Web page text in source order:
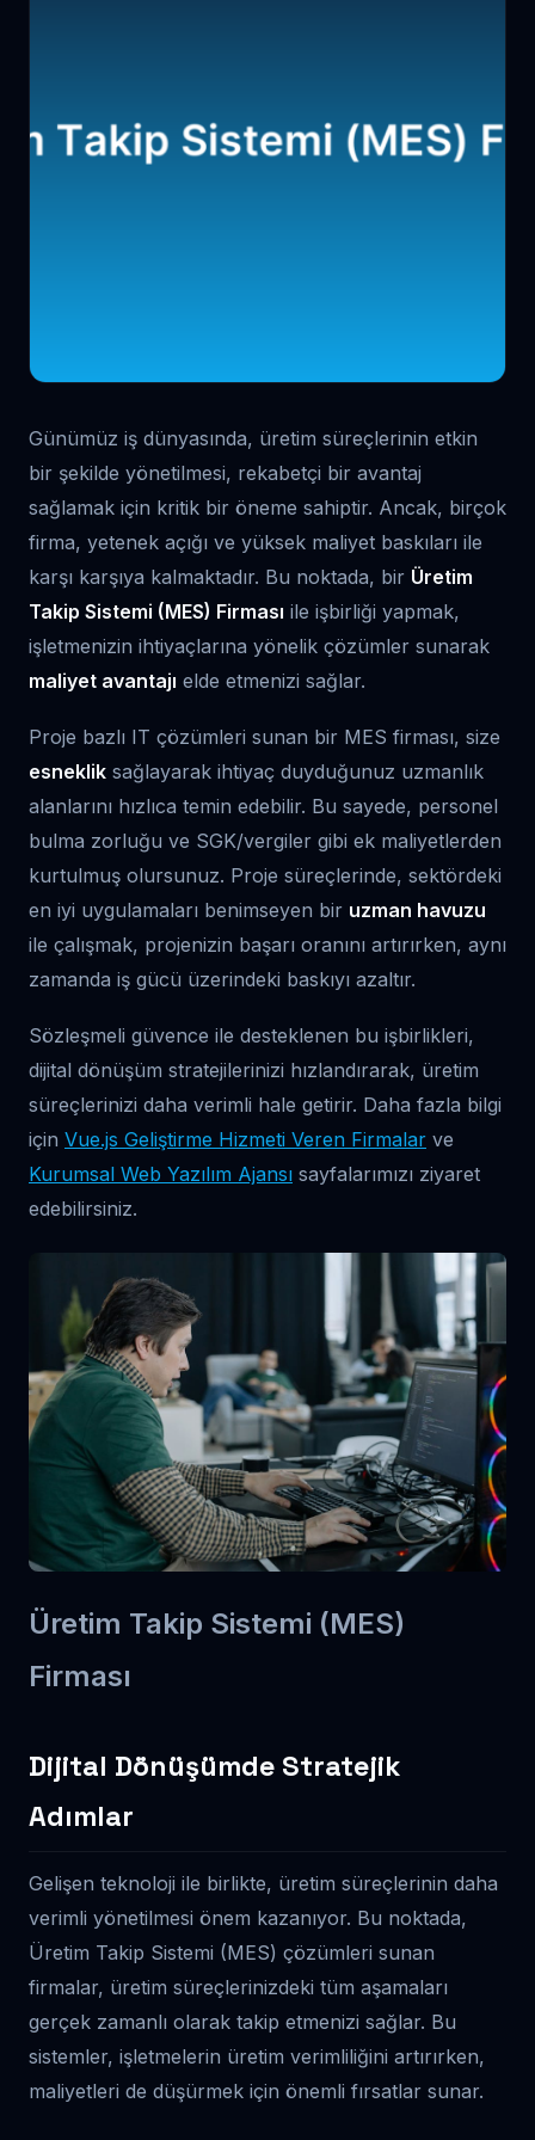
Günümüz iş dünyasında, üretim süreçlerinin etkin
bir şekilde yönetilmesi, rekabetçi bir avantaj
sağlamak için kritik bir öneme sahiptir. Ancak, birçok
firma, yetenek açığı ve yüksek maliyet baskıları ile
karşı karşıya kalmaktadır. Bu noktada, bir Üretim
Takip Sistemi (MES) Firması ile işbirliği yapmak,
işletmenizin ihtiyaçlarına yönelik çözümler sunarak
maliyet avantajı elde etmenizi sağlar.
Proje bazlı IT çözümleri sunan bir MES firması, size
esneklik sağlayarak ihtiyaç duyduğunuz uzmanlık
alanlarını hızlıca temin edebilir. Bu sayede, personel
bulma zorluğu ve SGK/vergiler gibi ek maliyetlerden
kurtulmuş olursunuz. Proje süreçlerinde, sektördeki
en iyi uygulamaları benimseyen bir uzman havuzu
ile çalışmak, projenizin başarı oranını artırırken, aynı
zamanda iş gücü üzerindeki baskıyı azaltır.
Sözleşmeli güvence ile desteklenen bu işbirlikleri,
dijital dönüşüm stratejilerinizi hızlandırarak, üretim
süreçlerinizi daha verimli hale getirir. Daha fazla bilgi
için Vue.js Geliştirme Hizmeti Veren Firmalar ve
Kurumsal Web Yazılım Ajansı sayfalarımızı ziyaret
edebilirsiniz.
Üretim Takip Sistemi (MES)
Firması
Dijital Dönüşümde Stratejik
Adımlar
Gelişen teknoloji ile birlikte, üretim süreçlerinin daha
verimli yönetilmesi önem kazanıyor. Bu noktada,
Üretim Takip Sistemi (MES) çözümleri sunan
firmalar, üretim süreçlerinizdeki tüm aşamaları
gerçek zamanlı olarak takip etmenizi sağlar. Bu
sistemler, işletmelerin üretim verimliliğini artırırken,
maliyetleri de düşürmek için önemli fırsatlar sunar.